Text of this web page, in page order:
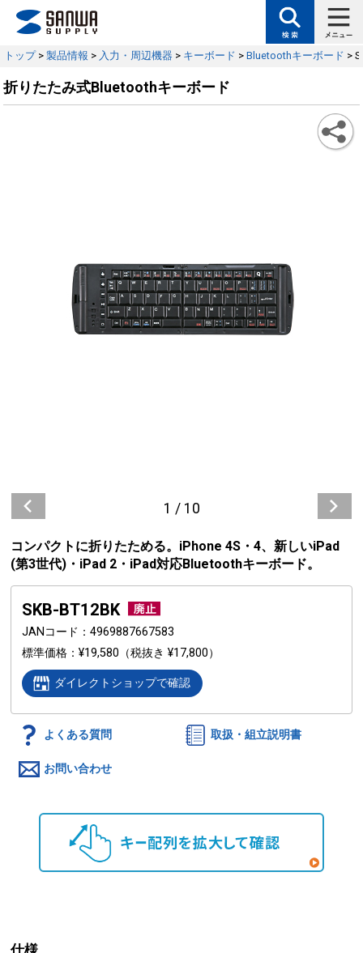
トップ> 製品情報 > 入力・周辺機器 > キーボード > Bluetoothキーボード >
折りたたみ式Bluetoothキーボード
1 / 10
コンパクトに折りたためる。iPhone 4S・4、新しいiPad
(第3世代)・iPad 2・iPad対応Bluetoothキーボード。
SKB-BT12BK
JANコード
4969887667583
標準価格
¥19,580 （税抜き ¥17,800）
ダイレクトショップで確認
よくある質問 取扱・組立説明書
お問い合わせ
仕様